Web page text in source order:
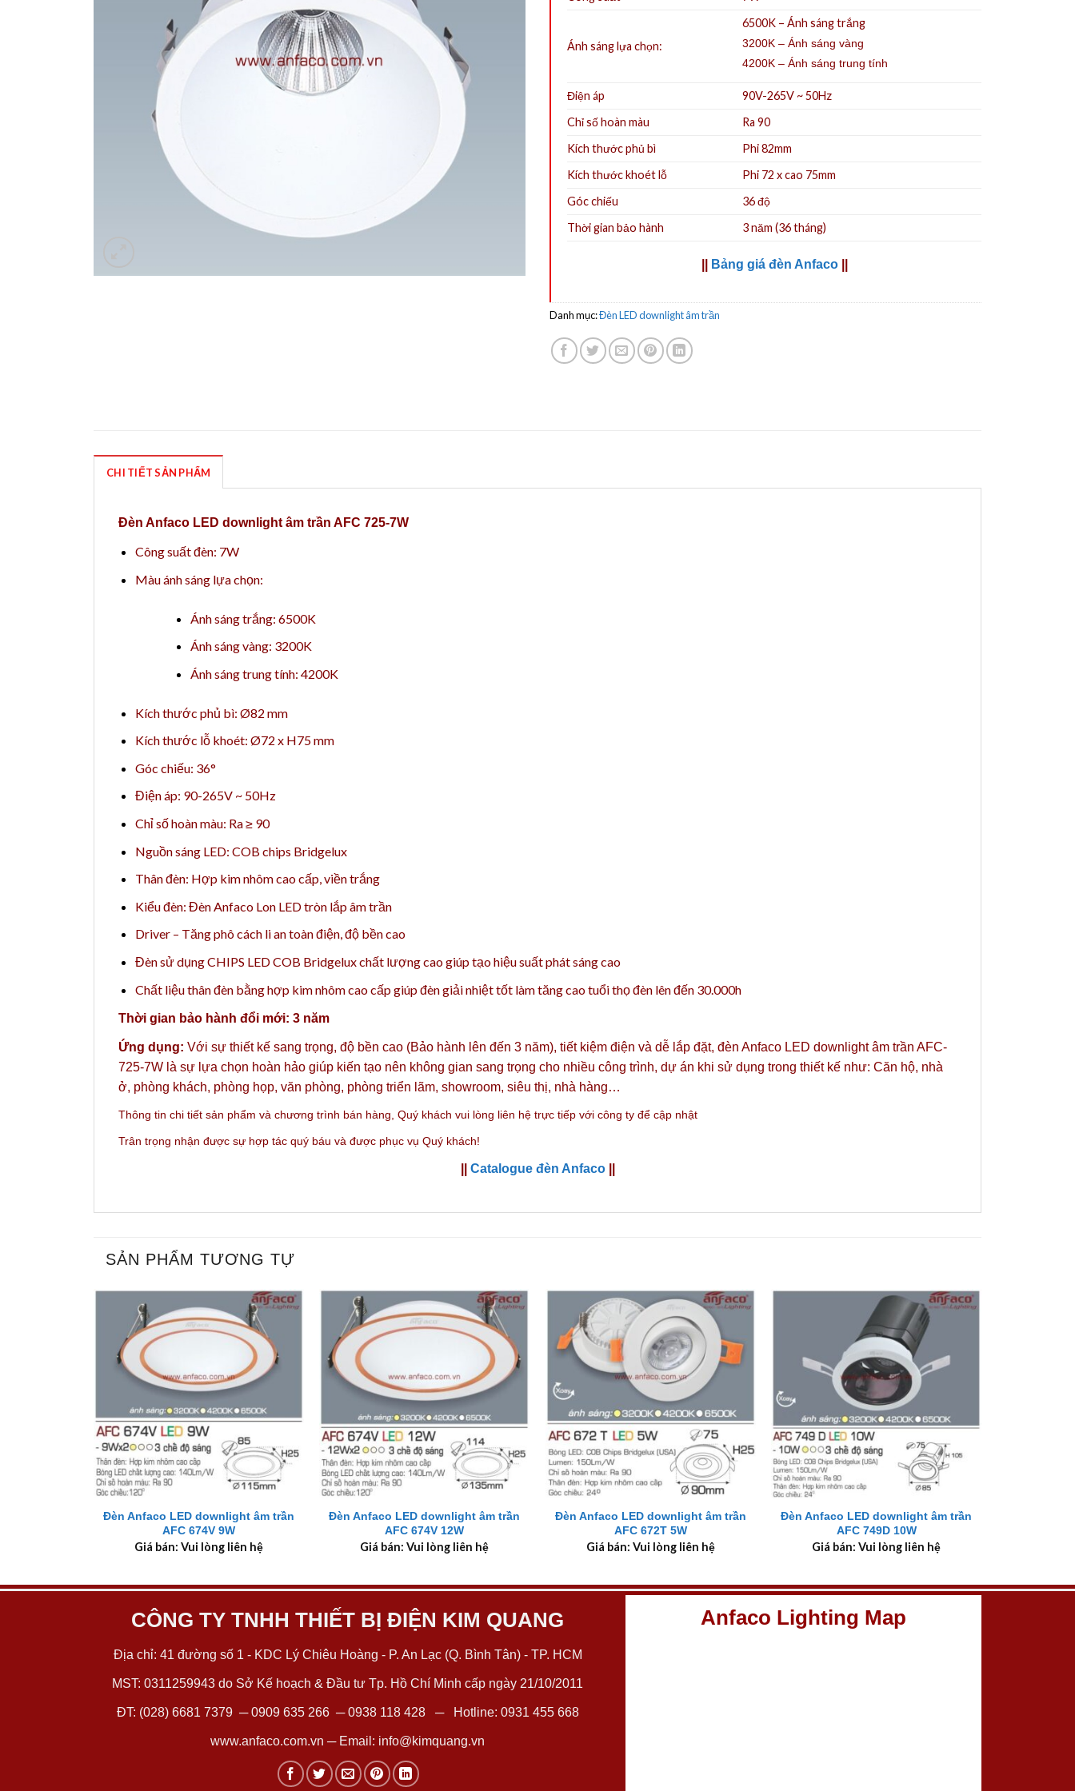
Ánh sáng lựa chọn:
6500K – Ánh sáng trắng
3200K – Ánh sáng vàng
4200K – Ánh sáng trung tính
Điện áp
90V-265V ~ 50Hz
Chỉ số hoàn màu
Ra 90
Kích thước phủ bì
Phi 82mm
Kích thước khoét lỗ
Phi 72 x cao 75mm
Góc chiếu
36 độ
Thời gian bảo hành
3 năm (36 tháng)
Bảng giá đèn Anfaco
Danh mục:Đèn LED downlight âm trần
CHI TIẾT SẢN PHẨM
Đèn Anfaco LED downlight âm trần AFC 725-7W
Công suất đèn: 7W
Màu ánh sáng lựa chọn:
Ánh sáng trắng: 6500K
Ánh sáng vàng: 3200K
Ánh sáng trung tính: 4200K
Kích thước phủ bì: Ø82 mm
Kích thước lỗ khoét: Ø72 x H75 mm
Góc chiếu: 36°
Điện áp: 90-265V ~ 50Hz
Chỉ số hoàn màu: Ra ≥ 90
Nguồn sáng LED: COB chips Bridgelux
Thân đèn: Hợp kim nhôm cao cấp, viền trắng
Kiểu đèn: Đèn Anfaco Lon LED tròn lắp âm trần
Driver – Tăng phô cách li an toàn điện, độ bền cao
Đèn sử dụng CHIPS LED COB Bridgelux chất lượng cao giúp tạo hiệu suất phát sáng cao
Chất liệu thân đèn bằng hợp kim nhôm cao cấp giúp đèn giải nhiệt tốt làm tăng cao tuổi thọ đèn lên đến 30.000h
Thời gian bảo hành đổi mới: 3 năm
Ứng dụng: Với sự thiết kế sang trọng, độ bền cao (Bảo hành lên đến 3 năm), tiết kiệm điện và dễ lắp đặt, đèn Anfaco LED downlight âm trần AFC-
725-7W là sự lựa chọn hoàn hảo giúp kiến tạo nên không gian sang trọng cho nhiều công trình, dự án khi sử dụng trong thiết kế như: Căn hộ, nhà
ở, phòng khách, phòng họp, văn phòng, phòng triển lãm, showroom, siêu thị, nhà hàng…
Thông tin chi tiết sản phẩm và chương trình bán hàng, Quý khách vui lòng liên hệ trực tiếp với công ty để cập nhật
Trân trọng nhận được sự hợp tác quý báu và được phục vụ Quý khách!
Catalogue đèn Anfaco
SẢN PHẨM TƯƠNG TỰ
+
Đèn Anfaco LED downlight âm trần
AFC 674V 9W
Giá bán: Vui lòng liên hệ
+
Đèn Anfaco LED downlight âm trần
AFC 674V 12W
Giá bán: Vui lòng liên hệ
+
Đèn Anfaco LED downlight âm trần
AFC 672T 5W
Giá bán: Vui lòng liên hệ
+
Đèn Anfaco LED downlight âm trần
AFC 749D 10W
Giá bán: Vui lòng liên hệ
CÔNG TY TNHH THIẾT BỊ ĐIỆN KIM QUANG
Địa chỉ: 41 đường số 1 - KDC Lý Chiêu Hoàng - P. An Lạc (Q. Bình Tân) - TP. HCM
MST: 0311259943 do Sở Kế hoạch & Đầu tư Tp. Hồ Chí Minh cấp ngày 21/10/2011
ĐT: (028) 6681 7379 ─0909 635 266─0938 118 428─ Hotline: 0931 455 668
www.anfaco.com.vn ─ Email: info@kimquang.vn
Anfaco Lighting Map